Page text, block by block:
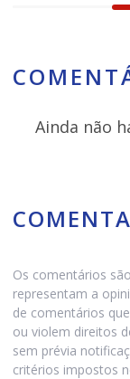
Ainda não
Os comentários
representam a
de comentários
ou violem direitos
sem prévia
critérios impostos